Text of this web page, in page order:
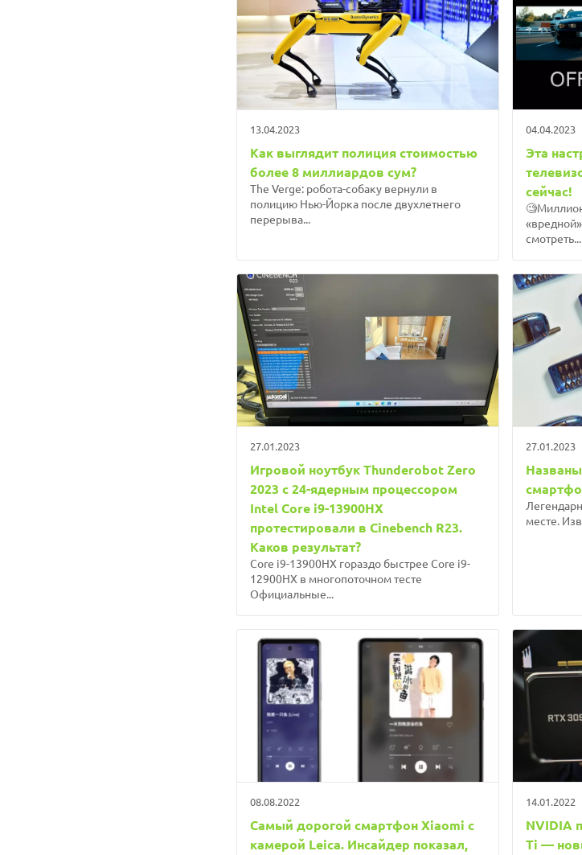
13.04.2023
Как выглядит полиция стоимостью
более 8 миллиардов сум?
The Verge: робота-собаку вернули в
полицию Нью-Йорка после двухлетнего
перерыва...
04.04.2023
Эта
сейчас!
смотреть...
27.01.2023
Игровой ноутбук Thunderobot Zero
2023 с 24-ядерным процессором
Intel Core i9-13900HX
протестировали в Cinebench R23.
Каков результат?
Core i9-13900HX гораздо быстрее Core i9-
12900HX в многопоточном тесте
Официальные...
27.01.2023
месте.
08.08.2022
Самый дорогой смартфон Xiaomi с
камерой Leica. Инсайдер показал,
14.01.2022
NVIDIA
Ti —